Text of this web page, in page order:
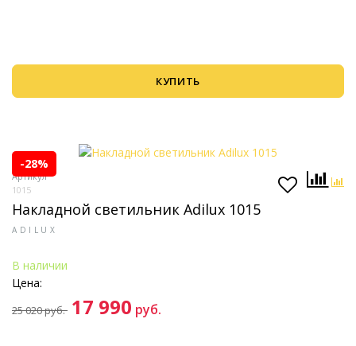
КУПИТЬ
-28%
Артикул
1015
Накладной светильник Adilux 1015
ADILUX
В наличии
Цена:
25 020руб. 17 990 руб.